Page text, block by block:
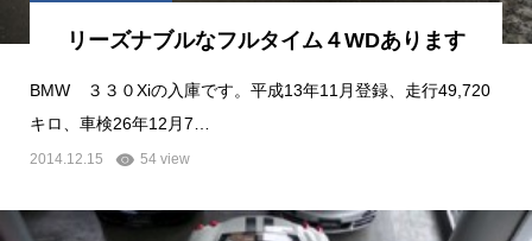
リーズナブルなフルタイム４WDあります
BMW ３３０Xiの入庫です。平成13年11月登録、走行49,720
キロ、車検26年12月7…
2014.12.15 54 view